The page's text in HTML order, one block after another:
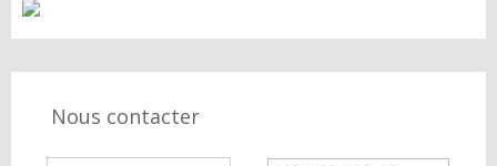
Nous contacter